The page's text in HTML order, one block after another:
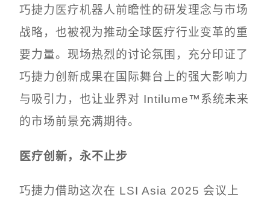
巧捷力医疗机器人前瞻性的研发理念与市场
战略，也被视为推动全球医疗行业变革的重
要力量。现场热烈的讨论氛围，充分印证了
巧捷力创新成果在国际舞台上的强大影响力
与吸引力，也让业界对 Intilume™系统未来
的市场前景充满期待。
医疗创新，永不止步
巧捷力借助这次在 LSI Asia 2025 会议上